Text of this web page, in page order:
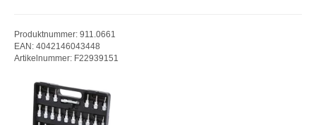
Produktnummer: 911.0661
EAN: 4042146043448
Artikelnummer: F22939151